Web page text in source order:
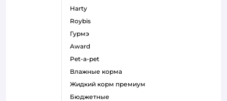
harty
roybis
гурмэ
award
pet-a-pet
влажные корма
жидкий корм премиум
бюджетные